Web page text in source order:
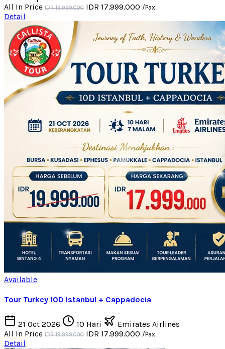
All In Price IDR 19.999.000 IDR 17.999.000 /Pax
Detail
Available
Tour Turkey 10D Istanbul + Cappadocia
21 Oct 2026 10 Hari
Emirates Airlines
All In Price IDR 19.999.000 IDR 17.999.000 /Pax
Detail